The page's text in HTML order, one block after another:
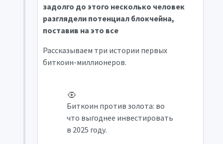
задолго до этого несколько человек
разглядели потенциал блокчейна,
поставив на это все
Рассказываем три истории первых
биткоин-миллионеров.
Биткоин против золота: во
что выгоднее инвестировать
в 2025 году.